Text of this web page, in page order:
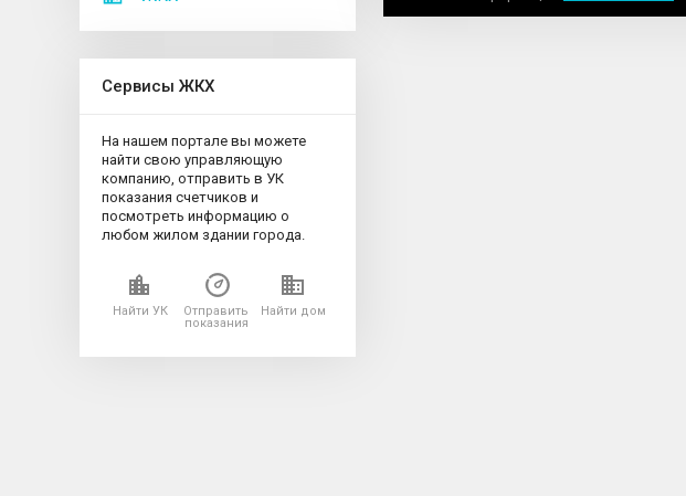
Сервисы ЖКХ
На нашем портале вы можете
найти свою управляющую
компанию, отправить в УК
показания счетчиков и
посмотреть информацию о
любом жилом здании города.
Найти УК
Отправить
показания
Найти дом